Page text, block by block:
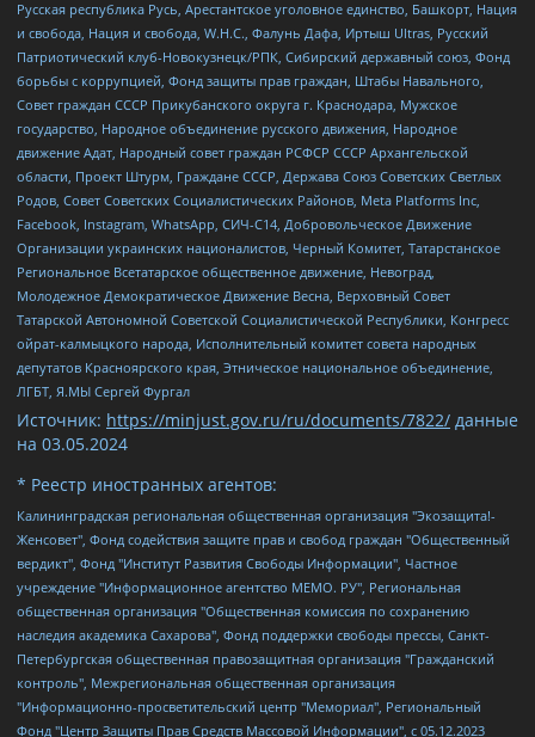
Русская республика Русь, Арестантское уголовное единство, Башкорт, Нация
и свобода, Нация и свобода, W.H.С., Фалунь Дафа, Иртыш Ultras, Русский
Патриотический клуб-Новокузнецк/РПК, Сибирский державный союз, Фонд
борьбы с коррупцией, Фонд защиты прав граждан, Штабы Навального,
Совет граждан СССР Прикубанского округа г. Краснодара, Мужское
государство, Народное объединение русского движения, Народное
движение Адат, Народный совет граждан РСФСР СССР Архангельской
области, Проект Штурм, Граждане СССР, Держава Союз Советских Светлых
Родов, Совет Советских Социалистических Районов, Meta Platforms Inc,
Facebook, Instagram, WhatsApp, СИЧ-С14, Добровольческое Движение
Организации украинских националистов, Черный Комитет, Татарстанское
Региональное Всетатарское общественное движение, Невоград,
Молодежное Демократическое Движение Весна, Верховный Совет
Татарской Автономной Советской Социалистической Республики, Конгресс
ойрат-калмыцкого народа, Исполнительный комитет совета народных
депутатов Красноярского края, Этническое национальное объединение,
ЛГБТ, Я.МЫ Сергей Фургал
Источник: https://minjust.gov.ru/ru/documents/7822/ данные
на 03.05.2024
* Реестр иностранных агентов:
Калининградская региональная общественная организация "Экозащита!-Женсовет", Фонд содействия защите прав и свобод граждан "Общественный вердикт", Фонд "Институт Развития Свободы Информации", Частное учреждение "Информационное агентство МЕМО. РУ", Региональная общественная организация "Общественная комиссия по сохранению наследия академика Сахарова", Фонд поддержки свободы прессы, Санкт-Петербургская общественная правозащитная организация "Гражданский контроль", Межрегиональная общественная организация "Информационно-просветительский центр "Мемориал", Региональный Фонд "Центр Защиты Прав Средств Массовой Информации", с 05.12.2023 Фонд "Центр Защиты Прав Средств массовой информации", Региональная общественная благотворительная организация помощи беженцам и мигрантам "Гражданское содействие", Негосударственное образовательное учреждение дополнительного профессионального образования (повышение квалификации) специалистов "АКАДЕМИЯ ПО ПРАВАМ ЧЕЛОВЕКА", Свердловская региональная общественная организация "Сутяжник", Автономная некоммерческая организация "Центр независимых социологических исследований", Союз общественных объединений "Российский исследовательский центр по правам человека", Региональное общественное учреждение научно-информационный центр "МЕМОРИАЛ", Некоммерческая организация "Фонд защиты гласности", Автономная некоммерческая организация "Институт прав человека", Городская общественная организация "Екатеринбургское общество "МЕМОРИАЛ", Городская общественная организация "Рязанское историко-просветительское и правозащитное общество "Мемориал" (Рязанский Мемориал), Челябинский региональный орган общественной самодеятельности – женское общественное объединение "Женщины Евразии", Челябинский региональный орган общественной самодеятельности "Уральская правозащитная группа", Фонд содействия защите здоровья и социальной справедливости имени Андрея Рылькова, Автономная Некоммерческая Организация "Аналитический Центр Юрия Левады", Автономная некоммерческая организация социальной поддержки населения "Проект Апрель", Региональная общественная организация помощи женщинам и детям, находящимся в кризисной ситуации "Информационно-методический центр "Анна", Фонд содействия развитию массовых коммуникаций и правовому просвещению "Так-так-Так", Фонд содействия устойчивому развитию "Серебряная тайга", Свердловский региональный общественный фонд социальных проектов "Новое время", "Idel.Реалии", Кавказ.Реалии, Крым.Реалии, Телеканал Настоящее Время, Татаро-башкирская служба Радио Свобода (Azatliq Radiosi), Радио Свободная Европа/Радио Свобода (PCE/PC), "Сибирь.Реалии", "Фактограф", Благотворительный фонд помощи осужденным и их семьям, Автономная некоммерческая организация "Институт глобализации и социальных движений", Фонд "В защиту прав заключенных", Частное учреждение "Центр поддержки и содействия развитию средств массовой информации", Пензенский региональный общественный благотворительный фонд "Гражданский союз", "Север.Реалии", Некоммерческая организация Фонд "Правовая инициатива", Общество с ограниченной ответственностью "Радио Свободная Европа/Радио Свобода", Чешское информационное агентство "MEDIUM-ORIENT", Красноярская региональная общественная организация "Мы против СПИДа", Камалягин Денис Николаевич, Маркелов Сергей Евгеньевич, Пономарев Лев Александрович, Савицкая Людмила Алексеевна, Автономная некоммерческая организация "Центр по работе с проблемой насилия "НАСИЛИЮ.НЕТ", Межрегиональный профессиональный союз работников здравоохранения "Альянс врачей", Юридическое лицо, зарегистрированное в Латвийской Республике, SIA "Medusa Project" (регистрационный номер 40103797863, дата регистрации 10.06.2014), Некоммерческая организация "Фонд по борьбе с коррупцией", Автономная некоммерческая организация "Институт права и публичной политики", Баданин Роман Сергеевич, Гликин Максим Александрович, Железнова Мария Михайловна, Лукьянова Юлия Сергеевна, Маетная Елизавета Витальевна, Маняхин Петр Борисович, Чуракова Ольга Владимировна, Ярош Юлия Петровна, Юридическое лицо "The Insider SIA", зарегистрированное в Риге, Латвийская Республика (дата регистрации 26.06.2015), являющееся администратором доменного имени интернет-издания "The Insider SIA", https://theins.ru, Постернак Алексей Евгеньевич, Рубин Михаил Аркадьевич, Анин Роман Александрович, Юридическое лицо Istories fonds, зарегистрированное в Латвийской Республике (регистрационный номер 50008295751, дата регистрации 24.02.2020), Великовский Дмитрий Александрович, Долинина Ирина Николаевна, Мароховская Алеся Алексеевна, Шлейнов Роман Юрьевич, Шмагун Олеся Валентиновна, Общество с ограниченной ответственностью "Альтаир 2021", Общество с ограниченной ответственностью "Вега 2021", Общество с ограниченной ответственностью "Главный редактор 2021", Общество с ограниченной ответственностью "Ромашки монолит", Важенков Артем Валерьевич, Ивановская областная общественная организация "Центр гендерных исследований", Гурман Юрий Альбертович, Медиапроект "ОВД-Инфо", Егоров Владимир Владимирович, Жилинский Владимир Александрович, Общество с ограниченной ответственностью "ЗП", Иванова София Юрьевна, Карезина Инна Павловна, Кильтау Екатерина Викторовна, Петров Алексей Викторович, Пискунов Сергей Евгеньевич, Смирнов Сергей Сергеевич, Тихонов Михаил Сергеевич, Общество с ограниченной ответственностью "ЖУРНАЛИСТ-ИНОСТРАННЫЙ АГЕНТ", Арапова Галина Юрьевна, Вольтская Татьяна Анатольевна, Американская компания "Mason G.E.S. Anonymous Foundation" (США), являющаяся владельцем интернет-издания https://mnews.world/, Компания "Stichting Bellingcat", зарегистрированная в Нидерландах (дата регистрации 11.07.2018), Захаров Андрей Вячеславович, Клепиковская Екатерина Дмитриевна, Общество с ограниченной ответственностью "МЕМО", Перл Роман Александрович, Симонов Евгений Алексеевич, Соловьева Елена Анатольевна, Сотников Даниил Владимирович, Сурначева Елизавета Дмитриевна, Автономная некоммерческая организация по защите прав человека и информированию населения "Якутия – Наше Мнение", Общество с ограниченной ответственностью "Москоу диджитал медиа", с 26.01.2023 Общество с ограниченной ответственностью "Чайка Белые сады", Ветошкина Валерия Валерьевна, Заговора Максим Александрович, Межрегиональное общественное движение "Российская ЛГБТ - сеть", Оленичев Максим Владимирович, Павлов Иван Юрьевич, Скворцова Елена Сергеевна, Общество с ограниченной ответственностью "Как бы инагент", Кочетков Игорь Викторович, Общество с ограниченной ответственностью "Честные выборы", Еланчик Олег Александрович, Общество с ограниченной ответственностью "Нобелевский призыв", Гималова Регина Эмилевна, Григорьев Андрей Валерьевич, Григорьева Алина Александровна, Ассоциация по содействию защите прав призывников, альтернативнослужащих и военнослужащих "Правозащитная группа "Гражданин.Армия.Право", Хисамова Регина Фаритовна, Автономная некоммерческая организация по реализации социально-правовых программ "Лилит", Дальневосточное общественное движение "Маяк", Санкт-Петербургская ЛГБТ-инициативная группа "Выход", Инициативная группа ЛГБТ+ "Реверс", Алексеев Андрей Викторович, Бекбулатова Таисия Львовна, Беляев Иван Михайлович, Владыкина Елена Сергеевна, Гельман Марат Александрович, Никульшина Вероника Юрьевна, Толоконникова Надежда Андреевна, Шендерович Виктор Анатольевич, Общество с ограниченной ответственностью "Данное сообщение", Общество с ограниченной ответственностью Издательский дом "Новая глава", Айнбиндер Александра Александровна, Московский комьюнити-центр для ЛГБТ+инициатив, Благотворительный фонд развития филантропии, Deutsche Welle (Германия, Kurt-Schumacher-Strasse 3, 53113 Bonn), Борзунова Мария Михайловна, Воробьев Виктор Викторович, Голубева Анна Львовна, Константинова Алла Михайловна, Малкова Ирина Владимировна, Мурадов Мурад Абдулгалимович, Осетинская Елизавета Николаевна, Понасенков Евгений Николаевич, Ганапольский Матвей Юрьевич, Киселев Евгений Алексеевич, Борухович Ирина Григорьевна, Дремин Иван Тимофеевич, Дубровский Дмитрий Викторович, Красноярская региональная общественная организация поддержки и развития альтернативных образовательных технологий и межкультурных коммуникаций "ИНТЕРРА", Маяковская Екатерина Алексеевна, Фейгин Марк Захарович, Филимонов Андрей Викторович, Дзугкоева Регина Николаевна, Доброхотов Роман Александрович, Дудь Юрий Александрович, Елкин Сергей Владимирович, Кругликов Кирилл Игоревич, Сабунаева Мария Леонидовна, Семенов Алексей Владимирович, Шаинян Карен Багратович, Шульман Екатерина Михайловна, Асафьев Артур Валерьевич, Вахштайн Виктор Семенович, Венедиктов Алексей Алексеевич, Лушникова Екатерина Евгеньевна, Волков Леонид Михайлович, Невзоров Александр Глебович, Пархоменко Сергей Борисович, Сироткин Ярослав Николаевич, Кара-Мурза Владимир Владимирович, Баранова Наталья Владимировна, Гозман Леонид Яковлевич, Кагарлицкий Борис Юльевич, Климарев Михаил Валерьевич, Милов Владимир Станиславович, Автономная некоммерческая организация Краснодарский центр современного искусства "Типография", Моргенштерн Алишер Тагирович, Соболь Любовь Эдуардовна, Общество с ограниченной ответственностью "ЛИЗА НОРМ", Каспаров Гарри Кимович, Ходорковский Михаил Борисович, Общество с ограниченной ответственностью "Апрельские тезисы", Данилович Ирина Брониславовна, Кашин Олег Владимирович, Петров Николай Владимирович, Пивоваров Алексей Владимирович, Соколов Михаил Владимирович, Цветкова Юлия Владимировна, Чичваркин Евгений Александрович, Комитет против пыток/Команда против пыток, Общество с ограниченной ответственностью "Первый научный", Общество с ограниченной ответственностью "Вертолет и ко", Белоцерковская Вероника Борисовна, Кац Максим Евгеньевич, Лазарева Татьяна Юрьевна, Шаведдинов Руслан Табризович, Яшин Илья Валерьевич, Общество с ограниченной ответственностью "Иноагент ААВ", Алешковский Дмитрий Петрович, Альбац Евгения Марковна, Быков Дмитрий Львович, Галямина Юлия Евгеньевна, Лойко Сергей Леонидович, Мартынов Кирилл Константинович, Медведев Сергей Александрович, Крашенинников Федор Геннадиевич, Гордеева Катерина Вл